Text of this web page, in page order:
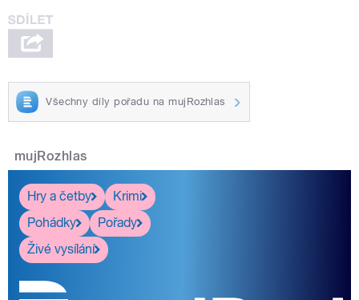
Všechny díly pořadu na mujRozhlas
mujRozhlas
Hry a četby
Krimi
Pohádky
Pořady
Živé vysílání